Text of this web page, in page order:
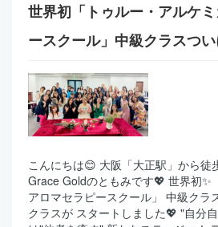
世界初「トゥルー・アルケ
ースクール」中級クラスつ
こんにちは😊 大阪「大正駅」から徒
Grace Goldのともみです💖 世界初✨
アロマセラピースクール」 中級クラ
クラスが スタートしました💖 "自分